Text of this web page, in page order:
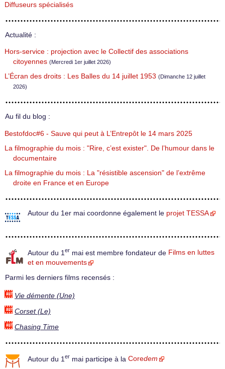
Diffuseurs spécialisés
Actualité :
Hors-service : projection avec le Collectif des associations
citoyennes (Mercredi 1er juillet 2026)
L’Écran des droits : Les Balles du 14 juillet 1953 (Dimanche 12 juillet
2026)
Au fil du blog :
Bestofdoc#6 - Sauve qui peut à L’Entrepôt le 14 mars 2025
La filmographie du mois : "Rire, c’est exister". De l’humour dans le
documentaire
La filmographie du mois : La "résistible ascension" de l’extrême
droite en France et en Europe
Autour du 1er mai coordonne également le projet TESSA
Autour du 1 er mai est membre fondateur de Films en luttes
et en mouvements
Parmi les derniers films recensés :
Vie démente (Une)
Corset (Le)
Chasing Time
Autour du 1 er mai participe à la Coredem